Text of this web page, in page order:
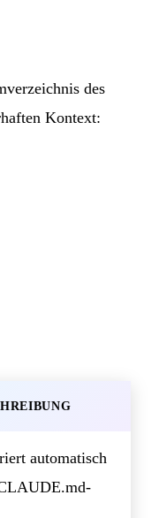
des
Kontext:
automatisch